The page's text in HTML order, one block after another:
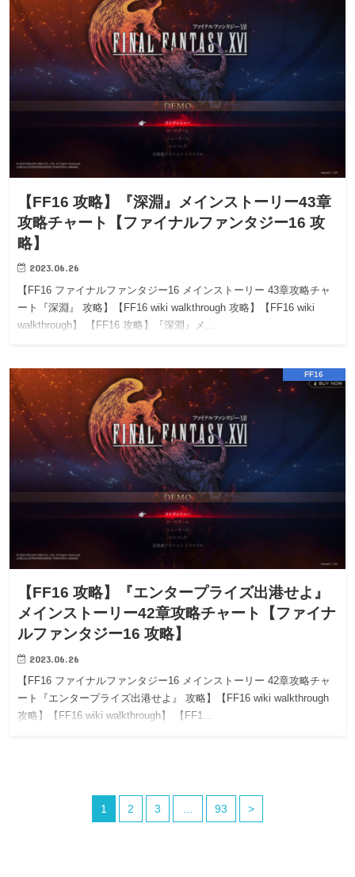
【FF16 攻略】『深淵』メインストーリー43章
攻略チャート【ファイナルファンタジー16 攻
略】
2023.06.26
【FF16 ファイナルファンタジー16 メインストーリー 43章攻略チャ
ート『深淵』 攻略】【FF16 wiki walkthrough 攻略】【FF16 wiki
walkthrough】 【FF16 攻略】『深淵』メ…
FF16
【FF16 攻略】『エンタープライズ出港せよ』
メインストーリー42章攻略チャート【ファイナ
ルファンタジー16 攻略】
2023.06.26
【FF16 ファイナルファンタジー16 メインストーリー 42章攻略チャ
ート『エンタープライズ出港せよ』 攻略】【FF16 wiki walkthrough
攻略】【FF16 wiki walkthrough】 【FF1…
1 2 3 93 >